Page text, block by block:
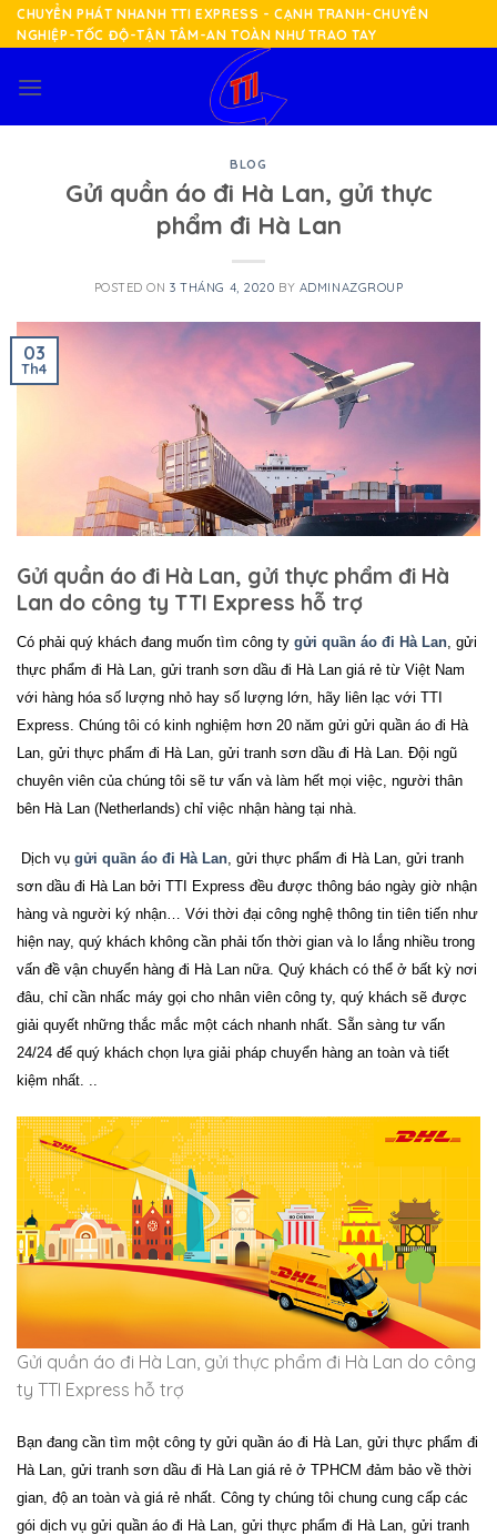
Skip
to
CHUYỂN PHÁT NHANH TTI EXPRESS - CẠNH TRANH-CHUYÊN
NGHIỆP-TỐC ĐỘ-TẬN TÂM-AN TOÀN NHƯ TRAO TAY
BLOG
Gửi quần áo đi Hà Lan, gửi thực
phẩm đi Hà Lan
POSTED ON3 THÁNG 4, 2020 BY ADMINAZGROUP
03
Th4
Gửi quần áo đi Hà Lan, gửi thực phẩm đi Hà
Lan do công ty TTI Express hỗ trợ
Có phải quý khách đang muốn tìm công ty gửi quần áo đi Hà Lan , gửi
thực phẩm đi Hà Lan, gửi tranh sơn dầu đi Hà Lan giá rẻ từ Việt Nam
với hàng hóa số lượng nhỏ hay số lượng lớn, hãy liên lạc với TTI
Express. Chúng tôi có kinh nghiệm hơn 20 năm gửi gửi quần áo đi Hà
Lan, gửi thực phẩm đi Hà Lan, gửi tranh sơn dầu đi Hà Lan . Đội ngũ
chuyên viên của chúng tôi sẽ tư vấn và làm hết mọi việc, người thân
bên Hà Lan (Netherlands) chỉ việc nhận hàng tại nhà.
Dịch vụ gửi quần áo đi Hà Lan, gửi thực phẩm đi Hà Lan, gửi tranh
sơn dầu đi Hà Lan bởi TTI Express đều được thông báo ngày giờ nhận
hàng và người ký nhận… Với thời đại công nghệ thông tin tiên tiến như
hiện nay, quý khách không cần phải tốn thời gian và lo lắng nhiều trong
vấn đề vận chuyển hàng đi Hà Lan nữa. Quý khách có thể ở bất kỳ nơi
đâu, chỉ cần nhấc máy gọi cho nhân viên công ty, quý khách sẽ được
giải quyết những thắc mắc một cách nhanh nhất. Sẵn sàng tư vấn
24/24 để quý khách chọn lựa giải pháp chuyển hàng an toàn và tiết
kiệm nhất. ..
Gửi quần áo đi Hà Lan, gửi thực phẩm đi Hà Lan do công
ty TTI Express hỗ trợ
Bạn đang cần tìm một công ty gửi quần áo đi Hà Lan, gửi thực phẩm đi
Hà Lan, gửi tranh sơn dầu đi Hà Lan giá rẻ ở TPHCM đảm bảo về thời
gian, độ an toàn và giá rẻ nhất. Công ty chúng tôi chung cung cấp các
gói dịch vụ gửi quần áo đi Hà Lan, gửi thực phẩm đi Hà Lan, gửi tranh